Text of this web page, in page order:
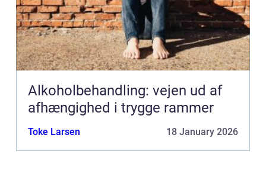
Alkoholbehandling: vejen ud af
afhængighed i trygge rammer
Toke Larsen 18 January 2026